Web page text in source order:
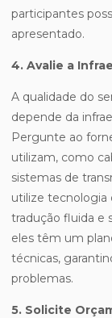
participantes
apresentado.
4. Avalie a
A qualidade do
depende da
Pergunte ao
utilizam, como
sistemas de
utilize tecnologia
tradução fluida e
eles têm um
técnicas,
problemas.
5. Solicite